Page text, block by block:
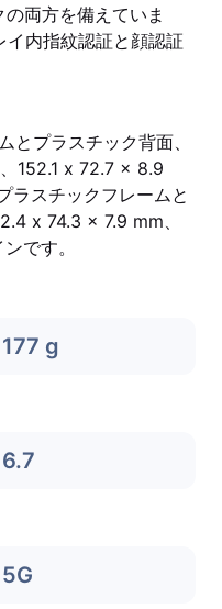
両方を備えていま
内指紋認証と顔認証
とプラスチック背面、
152.1 x 72.7 x 8.9
ラスチックフレームと
x 74.3 x 7.9 mm、
です。
177 g
6.7
5G